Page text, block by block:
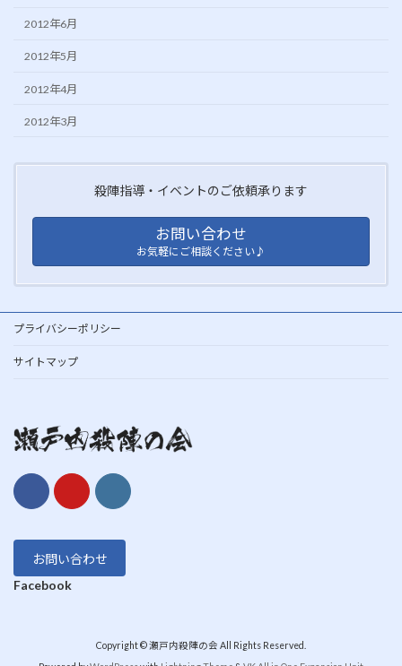
2012年6月
2012年5月
2012年4月
2012年3月
殺陣指導・イベントのご依頼承ります
お問い合わせ
お気軽にご相談ください♪
プライバシーポリシー
サイトマップ
お問い合わせ
Facebook
Copyright © 瀬戸内殺陣の会 All Rights Reserved.